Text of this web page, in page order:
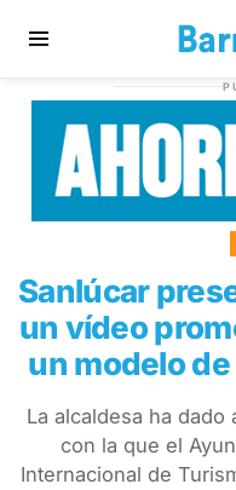
Sanlúcar
un vídeo
un modelo
La alcaldesa ha
con la que el
Internacional de